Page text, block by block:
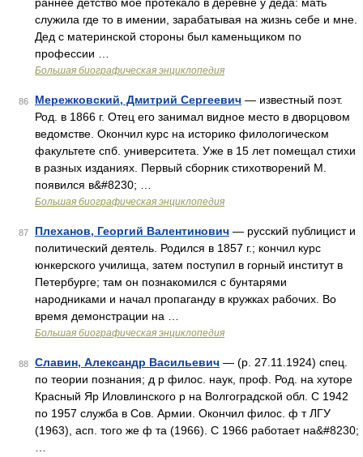
служила где то в имении, зарабатывая на жизнь себе и мне.
Дед с материнской стороны был каменьщиком по
профессии …
Большая биографическая энциклопедия
86 Мережковский, Дмитрий Сергеевич — известный поэт.
Род. в 1866 г. Отец его занимал видное место в дворцовом
ведомстве. Окончил курс на историко филологическом
факультете спб. университета. Уже в 15 лет помещал стихи
в разных изданиях. Первый сборник стихотворений М.
появился в&#8230; …
Большая биографическая энциклопедия
87 Плеханов, Георгий Валентинович — русский публицист и
политический деятель. Родился в 1857 г.; кончил курс
юнкерского училища, затем поступил в горный институт в
Петербурге; там он познакомился с бунтарями
народниками и начал пропаганду в кружках рабочих. Во
время демонстрации на …
Большая биографическая энциклопедия
88 Славин, Александр Васильевич — (р. 27.11.1924) спец.
по теории познания; д р филос. наук, проф. Род. на хуторе
Красный Яр Иловлинского р на Волгоградской обл. С 1942
по 1957 служба в Сов. Армии. Окончил филос. ф т ЛГУ
(1963), асп. того же ф та (1966). С 1966 работает на&#8230;